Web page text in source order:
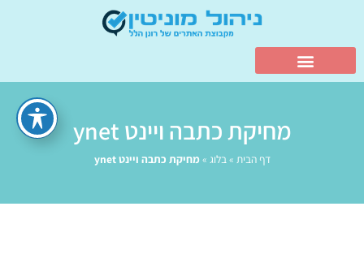
מחיקת כתבה ויינט ynet
דף הבית »בלוג » מחיקת כתבה ויינט ynet